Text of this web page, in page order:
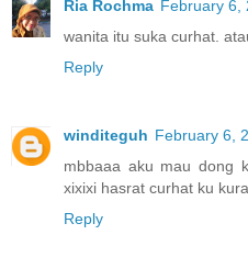
Ria Rochma February 6,
wanita itu suka curhat.
Reply
winditeguh February 6,
mbbaaa aku mau dong
xixixi hasrat curhat ku
Reply